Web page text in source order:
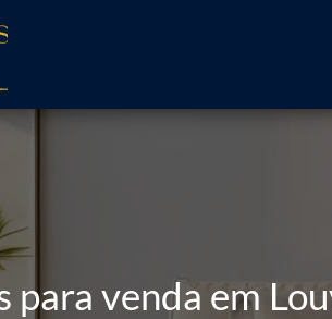
para venda em